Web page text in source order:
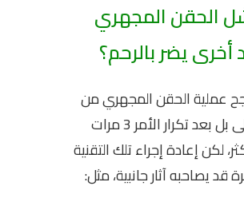
الحقن المجهري
أخرى يضر بالرحم؟
عملية الحقن المجهري من
المرة الأولى بل بعد تكرار الأمر 3 مرات
لكن إعادة إجراء تلك التقنية
قد يصاحبه آثار جانبية، مثل: